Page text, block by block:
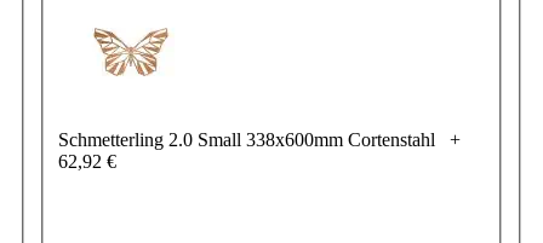
Schmetterling 2.0 Small 338x600mm Cortenstahl
+
62,92 €